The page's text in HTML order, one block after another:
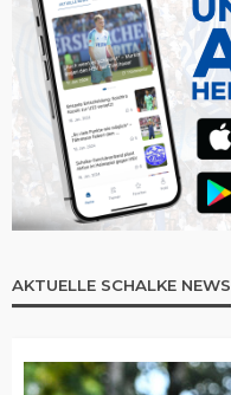
AKTUELLE SCHALKE NEWS